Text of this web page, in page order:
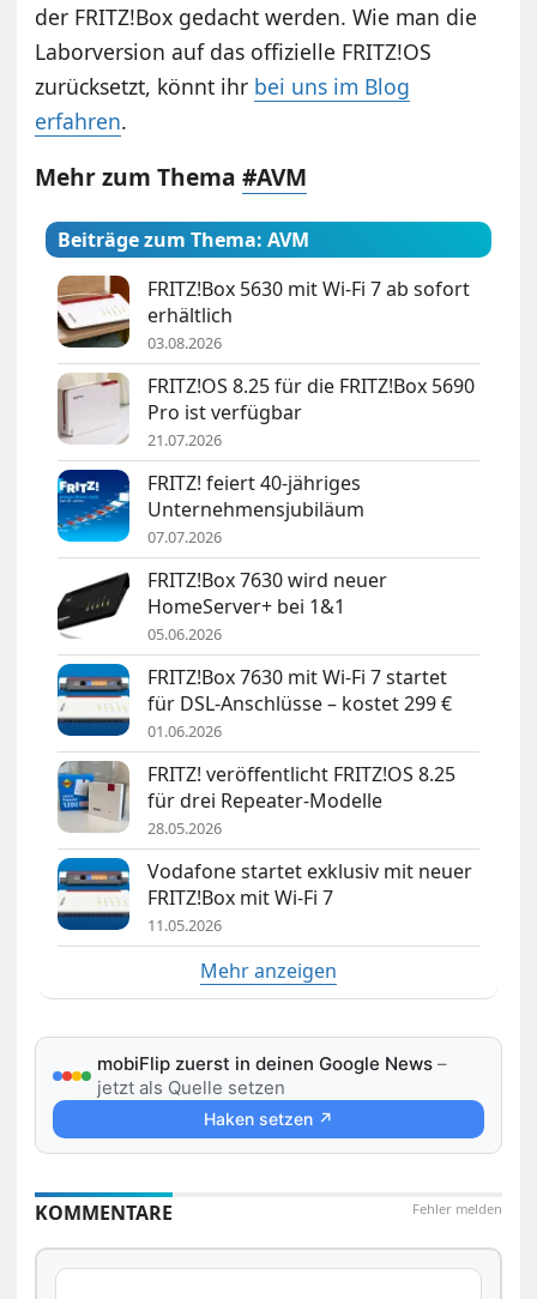
der FRITZ!Box gedacht werden. Wie man die
Laborversion auf das offizielle FRITZ!OS
zurücksetzt, könnt ihr bei uns im Blog
erfahren.
Mehr zum Thema#AVM
Beiträge zum Thema: AVM
FRITZ!Box 5630 mit Wi-Fi 7 ab sofort
erhältlich
03.08.2026
FRITZ!OS 8.25 für die FRITZ!Box 5690
Pro ist verfügbar
21.07.2026
FRITZ! feiert 40-jähriges
Unternehmensjubiläum
07.07.2026
FRITZ!Box 7630 wird neuer
HomeServer+ bei 1&1
05.06.2026
FRITZ!Box 7630 mit Wi-Fi 7 startet
für DSL-Anschlüsse – kostet 299 €
01.06.2026
FRITZ! veröffentlicht FRITZ!OS 8.25
für drei Repeater-Modelle
28.05.2026
Vodafone startet exklusiv mit neuer
FRITZ!Box mit Wi-Fi 7
11.05.2026
Mehr anzeigen
mobiFlip zuerst in deinen Google News –
jetzt als Quelle setzen
Haken setzen ↗
Fehler melden
KOMMENTARE